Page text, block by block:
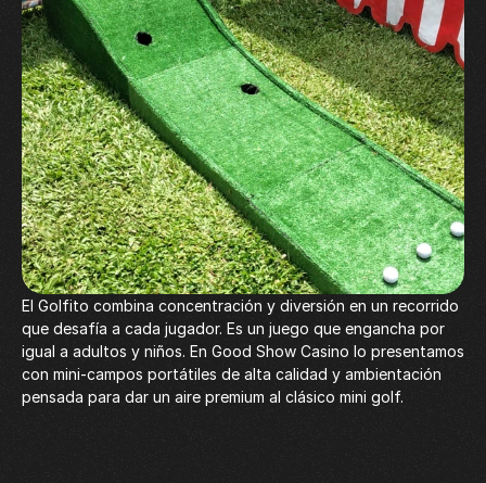
El Golfito combina concentración y diversión en un recorrido
que desafía a cada jugador. Es un juego que engancha por
igual a adultos y niños. En Good Show Casino lo presentamos
con mini-campos portátiles de alta calidad y ambientación
pensada para dar un aire premium al clásico mini golf.